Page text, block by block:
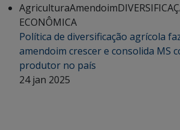
AgriculturaAmendoim
ECONÔMICA
Política de diversificação agrícola
amendoim crescer e consolida MS
produtor no país
24 jan 2025